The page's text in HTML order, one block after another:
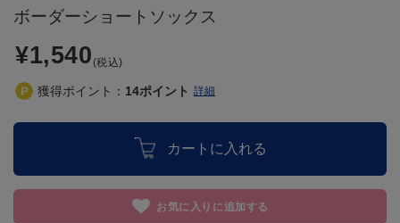
ボーダーショートソックス
¥1,540(税込)
獲得ポイント： 14ポイント 詳細
カートに入れる
お気に入りに追加する